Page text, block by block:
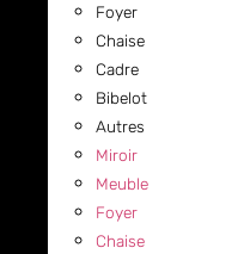
Foyer
Chaise
Cadre
Bibelot
Autres
Miroir
Meuble
Foyer
Chaise